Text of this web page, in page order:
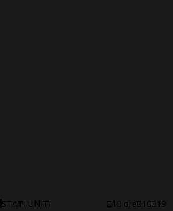
STATI UNITI 10 ore 10 19